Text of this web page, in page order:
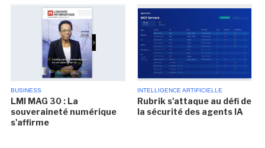
BUSINESS
LMI MAG 30 : La
souveraineté numérique
s'affirme
INTELLIGENCE ARTIFICIELLE
Rubrik s'attaque au défi de
la sécurité des agents IA